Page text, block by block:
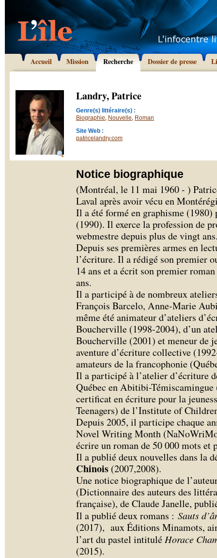
Accueil Mission Recherche Dossier de presse
Landry, Patrice
Genre(s) littéraire(s) :
Biographie, Nouvelle, Roman
Site Web :
patricelandry.com
Notice biographique
(Montréal, le 11 mai 1960 - )
Laval après avoir vécu en
Il a été formé en graphisme
(1990). Il exerce la profession de
webmestre depuis plus de vingt
Depuis ses premières armes en
l’écriture. Il a rédigé son premier
14 ans et a écrit son premier
ans.
Il a participé à de nombreux
François Barcelo, Anne-Marie
même été animateur d’ateliers
Boucherville (1998-2004), d’un
Boucherville (2001) et meneur de
aventure d’écriture collective
amateurs de la francophonie
Il a participé à l’atelier d’écriture
Québec en Abitibi-
certificat en écriture pour la
Teenagers) de l’Institute of
Depuis 2005, il participe chaque
Novel Writing Month
écrire un roman de 50 000 mots et
Il a publié deux nouvelles dans la
Chinois (2007,2008).
Une notice biographique de
(Dictionnaire des auteurs des
française), de Claude Janelle,
Il a publié deux romans : Sauts
(2017), aux Éditions Minamots,
l’art du pastel intitulé Horace
(2015).